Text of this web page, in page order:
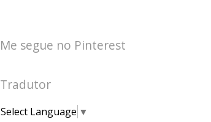
Me segue no Pinterest
Tradutor
Select Language ▼